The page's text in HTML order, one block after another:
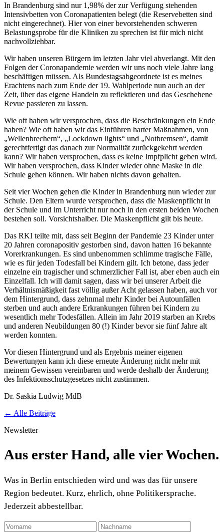
In Brandenburg sind nur 1,98% der zur Verfügung stehenden
Intensivbetten von Coronapatienten belegt (die Reservebetten sind
nicht eingerechnet). Hier von einer bevorstehenden schweren
Belastungsprobe für die Kliniken zu sprechen ist für mich nicht
nachvollziehbar.
Wir haben unseren Bürgern im letzten Jahr viel abverlangt. Mit den
Folgen der Coronapandemie werden wir uns noch viele Jahre lang
beschäftigen müssen. Als Bundestagsabgeordnete ist es meines
Erachtens nach zum Ende der 19. Wahlperiode nun auch an der
Zeit, über das eigene Handeln zu reflektieren und das Geschehene
Revue passieren zu lassen.
Wie oft haben wir versprochen, dass die Beschränkungen ein Ende
haben? Wie oft haben wir das Einführen harter Maßnahmen, von
„Wellenbrechern“, „Lockdown lights“ und „Notbremsen“, damit
gerechtfertigt das danach zur Normalität zurückgekehrt werden
kann? Wir haben versprochen, dass es keine Impfplicht geben wird.
Wir haben versprochen, dass Kinder wieder ohne Maske in die
Schule gehen können. Wir haben nichts davon gehalten.
Seit vier Wochen gehen die Kinder in Brandenburg nun wieder zur
Schule. Den Eltern wurde versprochen, dass die Maskenpflicht in
der Schule und im Unterricht nur noch in den ersten beiden Wochen
bestehen soll. Vorsichtshalber. Die Maskenpflicht gilt bis heute.
Das RKI teilte mit, dass seit Beginn der Pandemie 23 Kinder unter
20 Jahren coronapositiv gestorben sind, davon hatten 16 bekannte
Vorerkrankungen. Es sind unbenommen schlimme tragische Fälle,
wie es für jeden Todesfall bei Kindern gilt. Ich betone, dass jeder
einzelne ein tragischer und schmerzlicher Fall ist, aber eben auch ein
Einzelfall. Ich will damit sagen, dass wir bei unserer Arbeit die
Verhältnismäßigkeit fast völlig außer Acht gelassen haben, auch vor
dem Hintergrund, dass zehnmal mehr Kinder bei Autounfällen
sterben und auch andere Erkrankungen führen bei Kindern zu
wesentlich mehr Todesfällen. Allein im Jahr 2019 starben an Krebs
und anderen Neubildungen 80 (!) Kinder bevor sie fünf Jahre alt
werden konnten.
Vor diesen Hintergrund und als Ergebnis meiner eigenen
Bewertungen kann ich diese erneute Änderung nicht mehr mit
meinem Gewissen vereinbaren und werde deshalb der Änderung
des Infektionsschutzgesetzes nicht zustimmen.
Dr. Saskia Ludwig MdB
← Alle Beiträge
Newsletter
Aus erster Hand, alle vier Wochen.
Was in Berlin entschieden wird und was das für unsere
Region bedeutet. Kurz, ehrlich, ohne Politikersprache.
Jederzeit abbestellbar.